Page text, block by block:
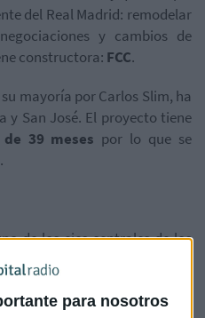
para nosotros
del Real Madrid: remodelar
y cambios de
constructora: FCC.
mayoría por Carlos Slim, ha
y San José. El proyecto tiene
39 meses por lo que se
de los ejes centrales de los
en la próxima década
millones de euros gracias al
Castellana madrileña.